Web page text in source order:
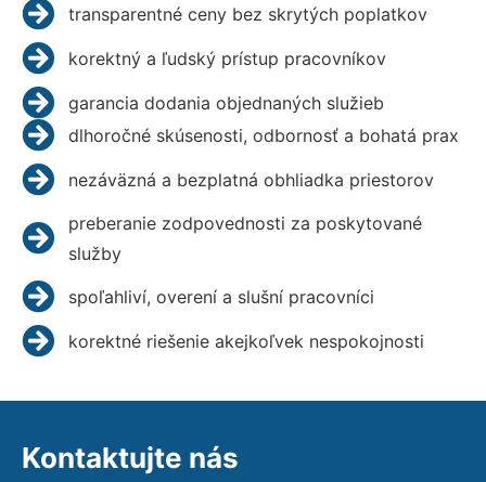
transparentné ceny bez skrytých poplatkov
korektný a ľudský prístup pracovníkov
garancia dodania objednaných služieb
dlhoročné skúsenosti, odbornosť a bohatá prax
nezáväzná a bezplatná obhliadka priestorov
preberanie zodpovednosti za poskytované
služby
spoľahliví, overení a slušní pracovníci
korektné riešenie akejkoľvek nespokojnosti
Kontaktujte nás